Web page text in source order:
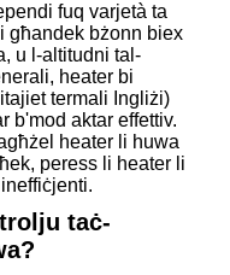
fuq varjetà ta
għandek bżonn biex
u l-altitudni tal-
heater bi
termali Ingliżi)
b'mod aktar effettiv.
heater li huwa
peress li heater li
taċ-